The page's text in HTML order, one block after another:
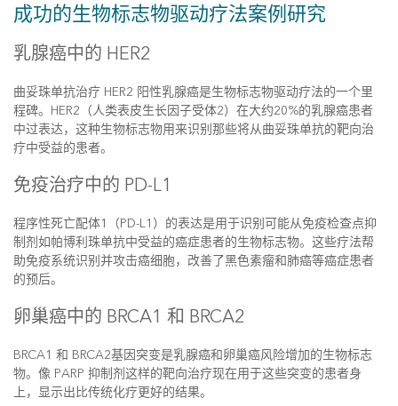
成功的生物标志物驱动疗法案例研究
乳腺癌中的 HER2
曲妥珠单抗治疗 HER2 阳性乳腺癌是生物标志物驱动疗法的一个里
程碑。HER2（人类表皮生长因子受体2）在大约20%的乳腺癌患者
中过表达，这种生物标志物用来识别那些将从曲妥珠单抗的靶向治
疗中受益的患者。
免疫治疗中的 PD-L1
程序性死亡配体1（PD-L1）的表达是用于识别可能从免疫检查点抑
制剂如帕博利珠单抗中受益的癌症患者的生物标志物。这些疗法帮
助免疫系统识别并攻击癌细胞，改善了黑色素瘤和肺癌等癌症患者
的预后。
卵巢癌中的 BRCA1 和 BRCA2
BRCA1 和 BRCA2基因突变是乳腺癌和卵巢癌风险增加的生物标志
物。像 PARP 抑制剂这样的靶向治疗现在用于这些突变的患者身
上，显示出比传统化疗更好的结果。